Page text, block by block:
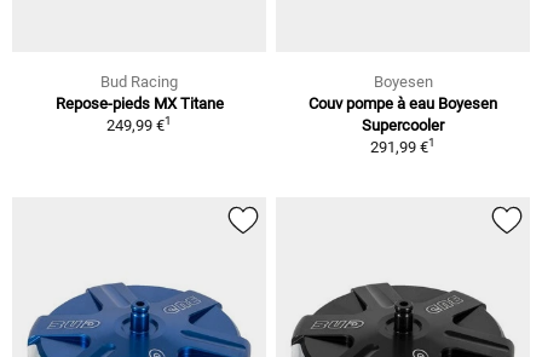
Bud Racing
Repose-pieds MX Titane
249,99 €1
Boyesen
Couv pompe à eau Boyesen
Supercooler
291,99 €1